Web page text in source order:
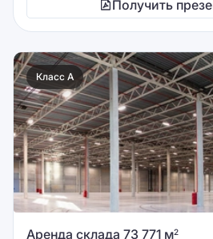
Получить
Класс A
Аренда склада 73 771 м2